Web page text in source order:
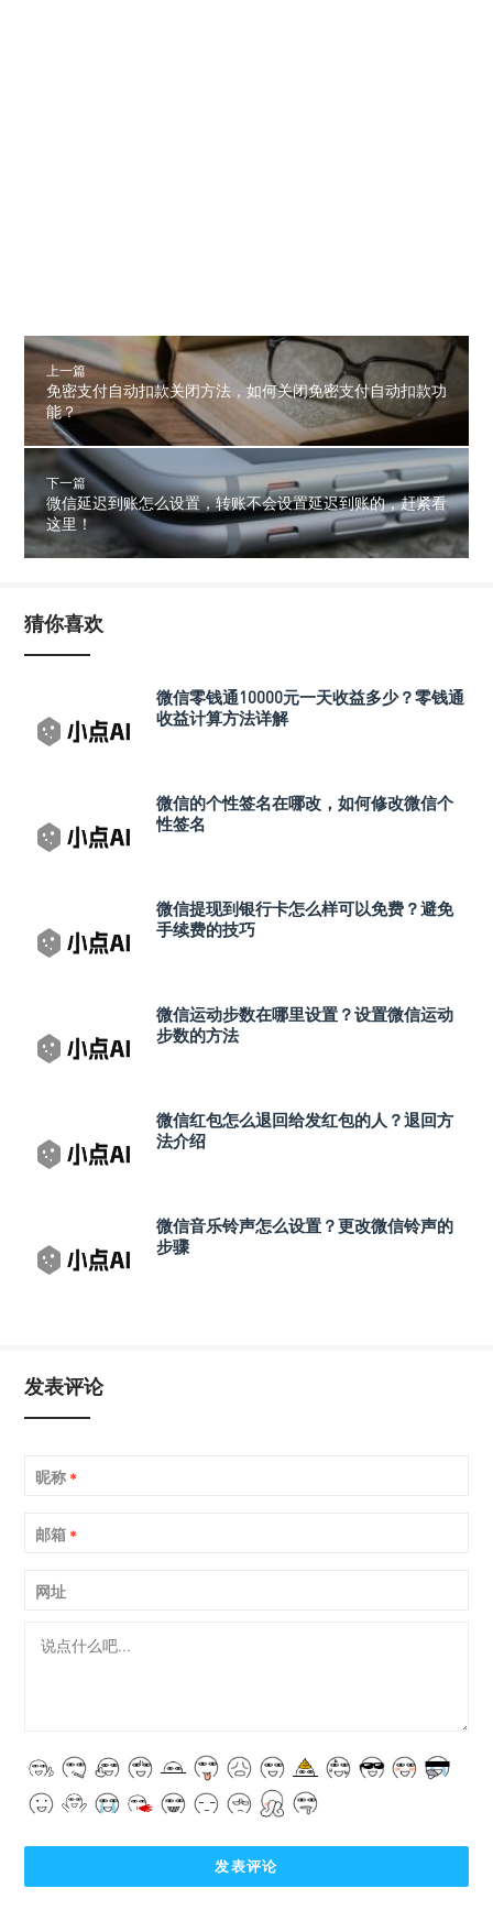
上一篇
免密支付自动扣款关闭方法，如何关闭免密支付自动扣款功
能？
下一篇
微信延迟到账怎么设置，转账不会设置延迟到账的，赶紧看
这里！
猜你喜欢
微信零钱通10000元一天收益多少？零钱通
收益计算方法详解
微信的个性签名在哪改，如何修改微信个
性签名
微信提现到银行卡怎么样可以免费？避免
手续费的技巧
微信运动步数在哪里设置？设置微信运动
步数的方法
微信红包怎么退回给发红包的人？退回方
法介绍
微信音乐铃声怎么设置？更改微信铃声的
步骤
发表评论
昵称 *
邮箱 *
网址